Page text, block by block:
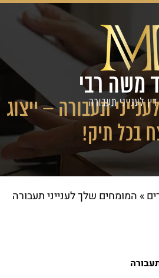
תעבורה – ייצוג
בכל תיק!
» המומחים שלך לענייני תעבורה